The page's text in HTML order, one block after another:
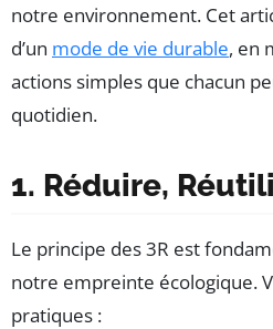
notre environnement. Cet
d’un mode de vie durable, en
actions simples que chacun
quotidien.
1. Réduire,
Le principe des 3R est
notre empreinte écologique.
pratiques :